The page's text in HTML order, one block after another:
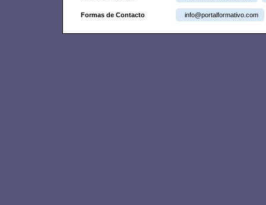
Formas de Contacto info@portalformativo.com